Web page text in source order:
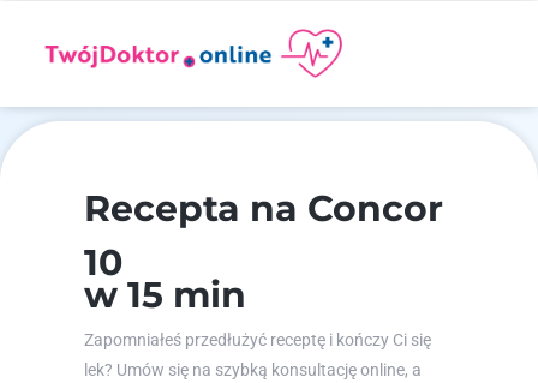
Recepta na Concor
10
w 15 min
Zapomniałeś przedłużyć receptę i kończy Ci się
lek? Umów się na szybką konsultację online, a